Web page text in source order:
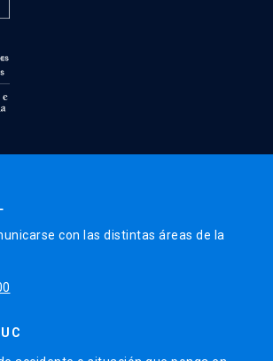
con las distintas áreas de la